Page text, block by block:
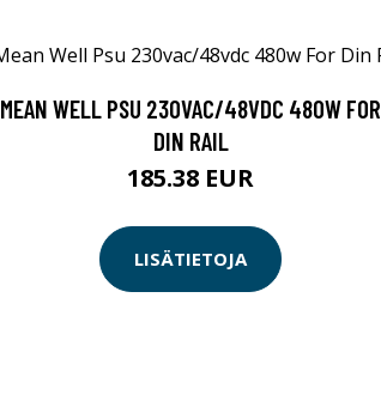
MEAN WELL PSU 230VAC/48VDC 480W FOR
DIN RAIL
185.38 EUR
LISÄTIETOJA